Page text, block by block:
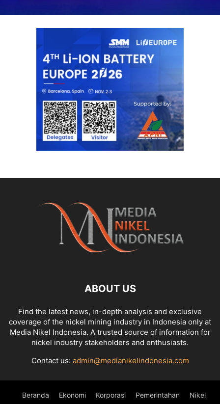
ABOUT US
Find the latest news, in-depth analysis and exclusive
coverage of the nickel mining industry in Indonesia only at
Media Nikel Indonesia. A trusted source of information for
nickel industry stakeholders and enthusiasts.
Contact us: admin@medianikelindonesia.com
Beranda Ekonomi Korporasi Pemerintahan Nikel